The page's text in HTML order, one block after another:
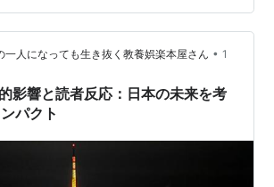
この記事では、マスメディアと広告の
もわかりやすく解説し、そ…
一人になっても生き抜く教養娯楽本屋さん • 1
影響と読者反応：日本の未来を考
パクト